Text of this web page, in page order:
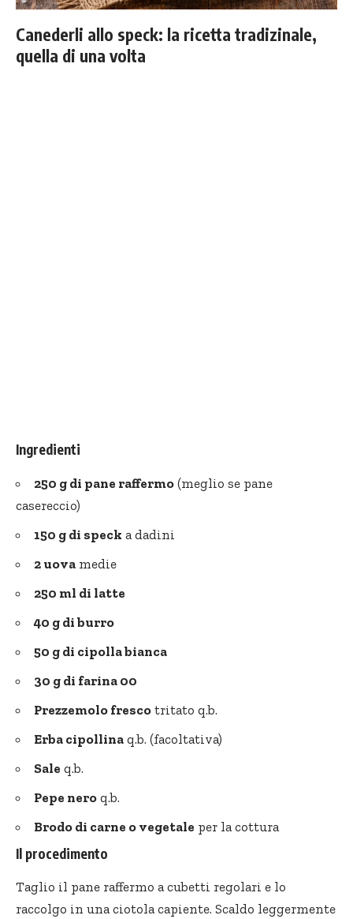
Canederli allo speck: la ricetta tradizinale,
quella di una volta
Ingredienti
250 g di pane raffermo (meglio se pane
casereccio)
150 g di speck a dadini
2 uova medie
250 ml di latte
40 g di burro
50 g di cipolla bianca
30 g di farina 00
Prezzemolo fresco tritato q.b.
Erba cipollina q.b. (facoltativa)
Sale q.b.
Pepe nero q.b.
Brodo di carne o vegetale per la cottura
Il procedimento
Taglio il pane raffermo a cubetti regolari e lo
raccolgo in una ciotola capiente. Scaldo leggermente